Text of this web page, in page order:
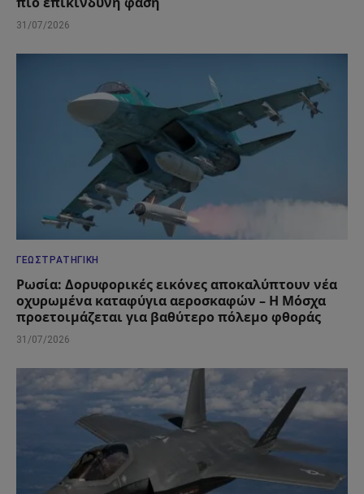
31/07/2026
ΓΕΩΣΤΡΑΤΗΓΙΚΉ
Ρωσία: Δορυφορικές εικόνες αποκαλύπτουν νέα
οχυρωμένα καταφύγια αεροσκαφών – Η Μόσχα
προετοιμάζεται για βαθύτερο πόλεμο φθοράς
31/07/2026